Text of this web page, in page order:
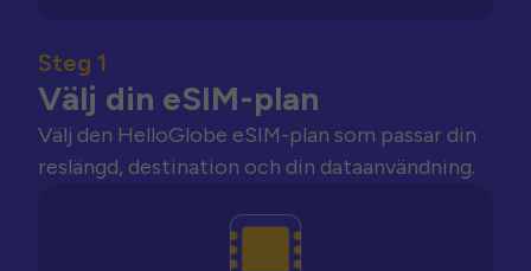
Steg 1
Välj din eSIM-plan
Välj den HelloGlobe eSIM-plan som passar din
reslängd, destination och din dataanvändning.